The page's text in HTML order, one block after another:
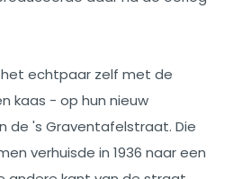
het echtpaar zelf met de
kaas - op hun nieuw
de 's Graventafelstraat. Die
verhuisde in 1936 naar een